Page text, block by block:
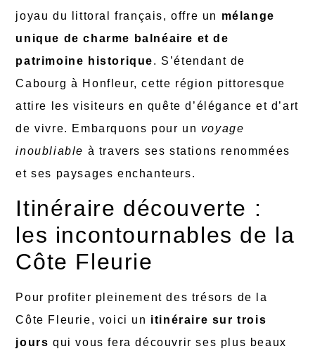
joyau du littoral français, offre un mélange
unique de charme balnéaire et de
patrimoine historique. S’étendant de
Cabourg à Honfleur, cette région pittoresque
attire les visiteurs en quête d’élégance et d’art
de vivre. Embarquons pour un voyage
inoubliable à travers ses stations renommées
et ses paysages enchanteurs.
Itinéraire découverte :
les incontournables de la
Côte Fleurie
Pour profiter pleinement des trésors de la
Côte Fleurie, voici un itinéraire sur trois
jours qui vous fera découvrir ses plus beaux